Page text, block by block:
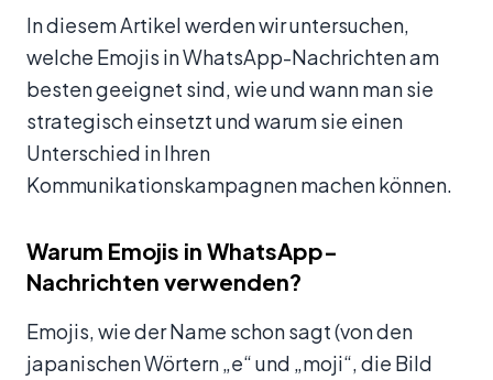
In diesem Artikel werden wir untersuchen,
welche Emojis in WhatsApp-Nachrichten am
besten geeignet sind, wie und wann man sie
strategisch einsetzt und warum sie einen
Unterschied in Ihren
Kommunikationskampagnen machen können.
Warum Emojis in WhatsApp-
Nachrichten verwenden?
Emojis, wie der Name schon sagt (von den
japanischen Wörtern „e“ und „moji“, die Bild